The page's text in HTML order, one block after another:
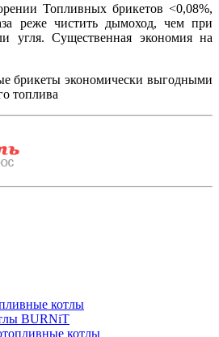
Топливных брикетов <0,08%,
реже чистить дымоход, чем при
угля. Существенная экономия на
брикеты экономически выгодными
топлива
котлы
BURNiT
котлы